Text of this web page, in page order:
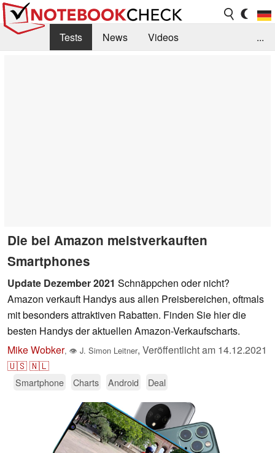
Tests News
Videos
...
Die bei Amazon meistverkauften
Smartphones
Update Dezember 2021 Schnäppchen oder nicht?
Amazon verkauft Handys aus allen Preisbereichen, oftmals
mit besonders attraktiven Rabatten. Finden Sie hier die
besten Handys der aktuellen Amazon-Verkaufscharts.
Mike Wobker, 👁 J. Simon Leitner, Veröffentlicht am 14.12.2021
🇺🇸🇳🇱
Smartphone Charts Android Deal